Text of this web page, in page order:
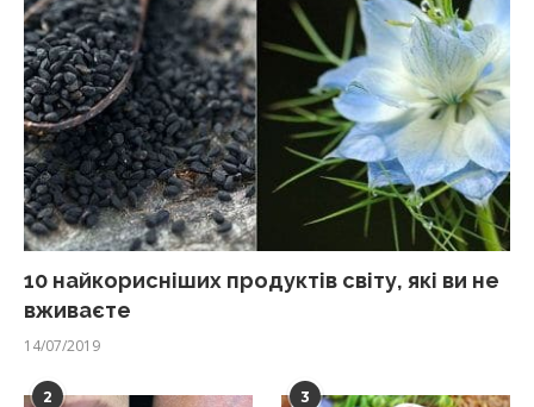
10 найкорисніших продуктів світу, які ви не
вживаєте
14/07/2019
2 3